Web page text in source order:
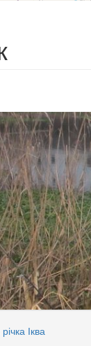
річка Іква